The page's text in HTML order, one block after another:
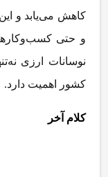
کاهش مییابد و
و حتی کسب
نوسانات ارزی نه
کشور اهمیت دارد.
کلام آخر